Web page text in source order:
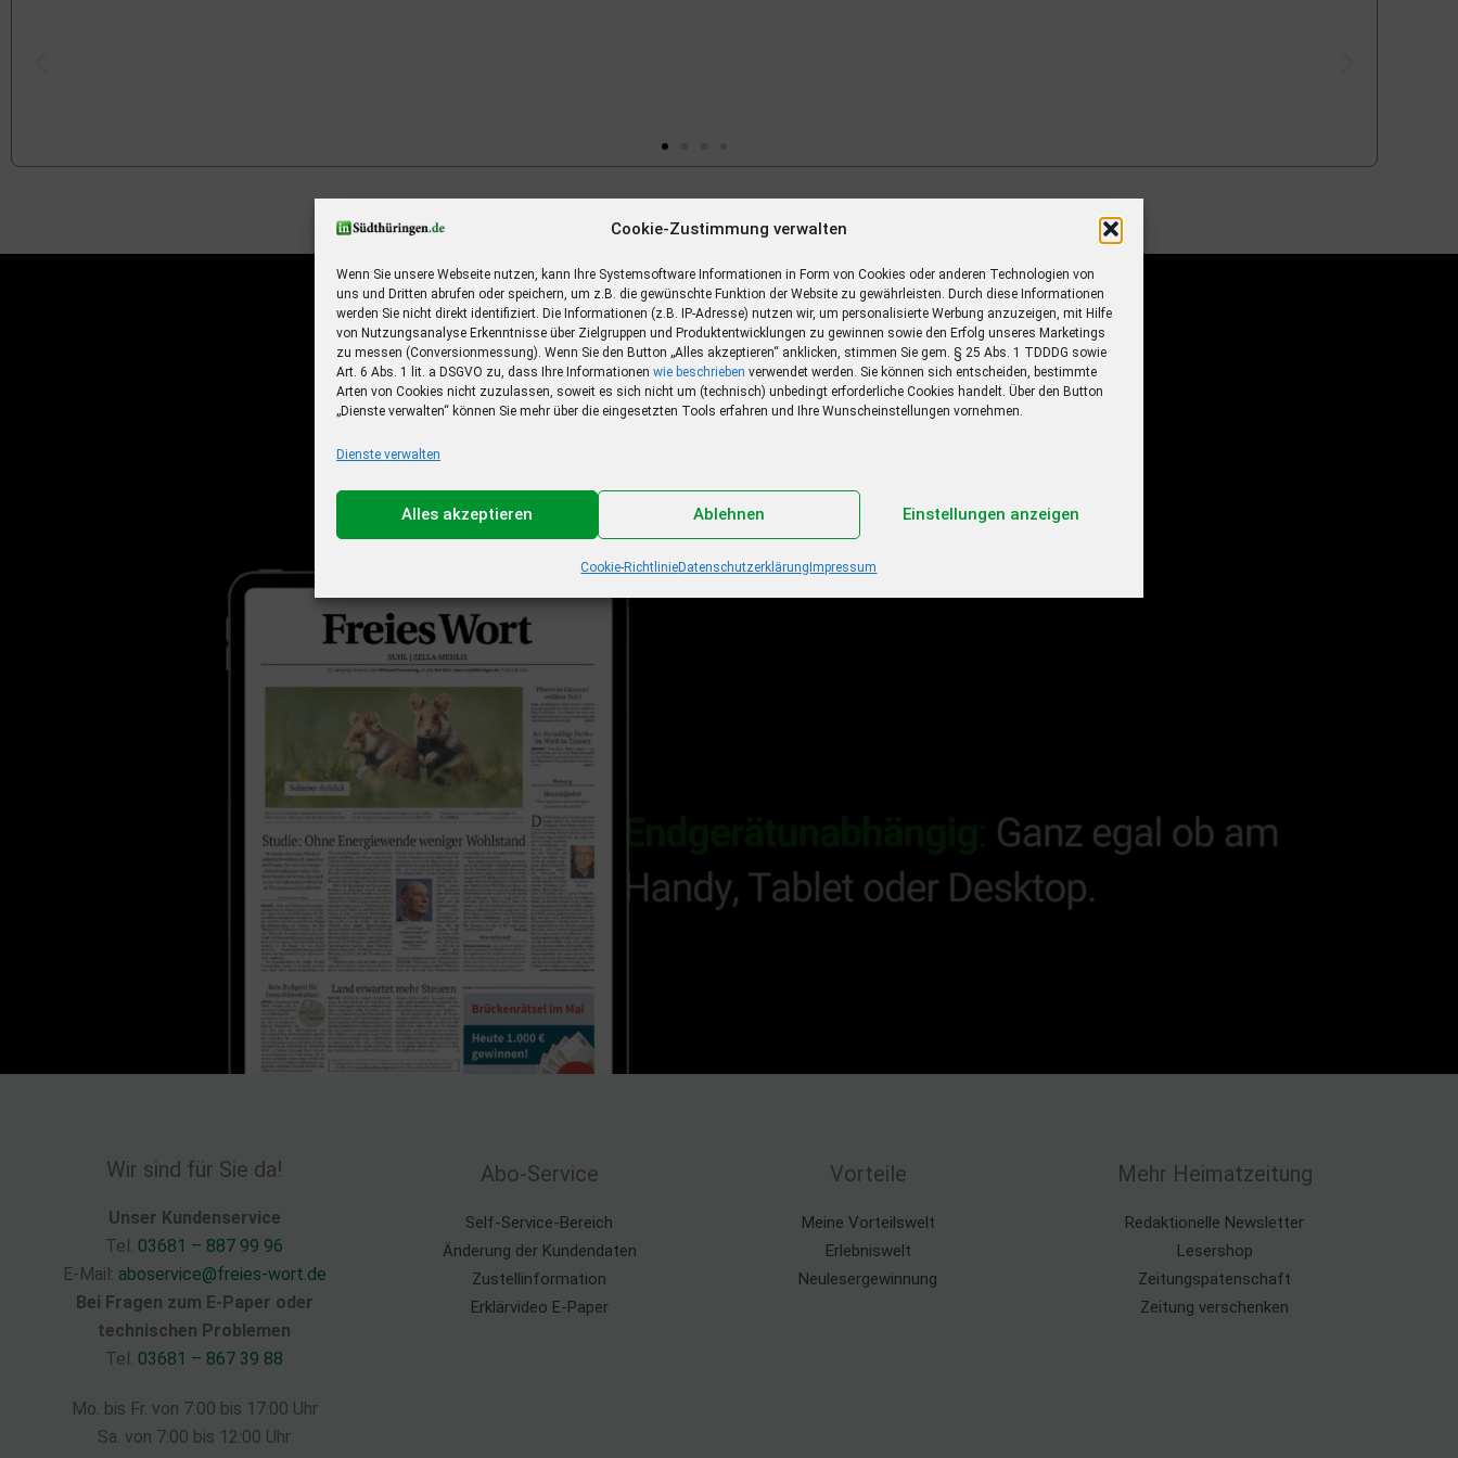
Cookie-Zustimmung verwalten
Wenn Sie unsere Webseite nutzen, kann Ihre Systemsoftware Informationen in Form von Cookies oder anderen Technologien von
uns und Dritten abrufen oder speichern, um z.B. die gewünschte Funktion der Website zu gewährleisten. Durch diese Informationen
werden Sie nicht direkt identifiziert. Die Informationen (z.B. IP-Adresse) nutzen wir, um personalisierte Werbung anzuzeigen, mit Hilfe
von Nutzungsanalyse Erkenntnisse über Zielgruppen und Produktentwicklungen zu gewinnen sowie den Erfolg unseres Marketings
zu messen (Conversionmessung). Wenn Sie den Button „Alles akzeptieren“ anklicken, stimmen Sie gem. § 25 Abs. 1 TDDDG sowie
Art. 6 Abs. 1 lit. a DSGVO zu, dass Ihre Informationen wie beschrieben verwendet werden. Sie können sich entscheiden, bestimmte
Arten von Cookies nicht zuzulassen, soweit es sich nicht um (technisch) unbedingt erforderliche Cookies handelt. Über den Button
„Dienste verwalten“ können Sie mehr über die eingesetzten Tools erfahren und Ihre Wunscheinstellungen vornehmen.
Dienste verwalten
Alles akzeptieren Ablehnen Einstellungen anzeigen
Cookie-RichtlinieDatenschutzerklärungImpressum
Ihr Sommer – Ihr Abo – Ihr Gewinn
Jetzt zum Sonderpreis lesen und eine 3-tägige
Sommerreise gewinnen!
Zum Deal
Wir sind für Sie da!
Unser Kundenservice
Tel. 03681 – 887 99 96
E-Mail: aboservice@freies-wort.de
Bei Fragen zum E-Paper oder
technischen Problemen
Tel. 03681 – 867 39 88
Mo. bis Fr. von 7:00 bis 17:00 Uhr
Sa. von 7:00 bis 12:00 Uhr
Abo-Service
Self-Service-Bereich
Änderung der Kundendaten
Zustellinformation
Erklärvideo E-Paper
Vorteile
Meine Vorteilswelt
Erlebniswelt
Neulesergewinnung
Mehr Heimatzeitung
Redaktionelle Newsletter
Lesershop
Zeitungspatenschaft
Zeitung verschenken